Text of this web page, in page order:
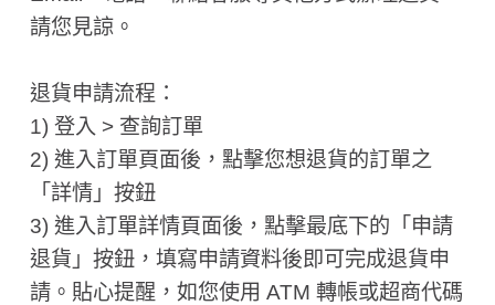
請您見諒。
退貨申請流程：
1) 登入 > 查詢訂單
2) 進入訂單頁面後，點擊您想退貨的訂單之
「詳情」按鈕
3) 進入訂單詳情頁面後，點擊最底下的「申請
退貨」按鈕，填寫申請資料後即可完成退貨申
請。貼心提醒，如您使用 ATM 轉帳或超商代碼